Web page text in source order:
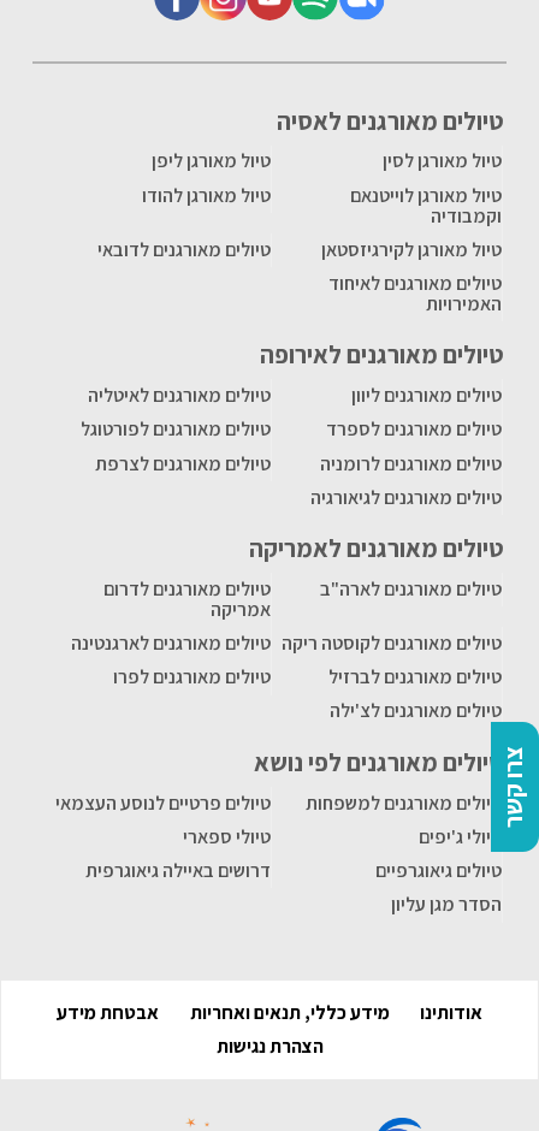
צרו קשר
טיולים מאורגנים לאסיה
טיול מאורגן לסין
טיול מאורגן ליפן
טיול מאורגן לוייטנאם
וקמבודיה
טיול מאורגן להודו
טיול מאורגן לקירגיזסטאן
טיולים מאורגנים לדובאי
טיולים מאורגנים לאיחוד
האמירויות
טיולים מאורגנים לאירופה
טיולים מאורגנים ליוון
טיולים מאורגנים לאיטליה
טיולים מאורגנים לספרד
טיולים מאורגנים לפורטוגל
טיולים מאורגנים לרומניה
טיולים מאורגנים לצרפת
טיולים מאורגנים לגיאורגיה
טיולים מאורגנים לאמריקה
טיולים מאורגנים לארה"ב
טיולים מאורגנים לדרום
אמריקה
טיולים מאורגנים לקוסטה ריקה טיולים מאורגנים לארגנטינה
טיולים מאורגנים לברזיל
טיולים מאורגנים לפרו
טיולים מאורגנים לצ'ילה
טיולים מאורגנים לפי נושא
טיולים מאורגנים למשפחות
טיולים פרטיים לנוסע העצמאי
טיולי ג'יפים
טיולי ספארי
טיולים גיאוגרפיים
דרושים באיילה גיאוגרפית
הסדר מגן עליון
אודותינו מידע כללי, תנאים ואחריות
אבטחת מידע
הצהרת נגישות